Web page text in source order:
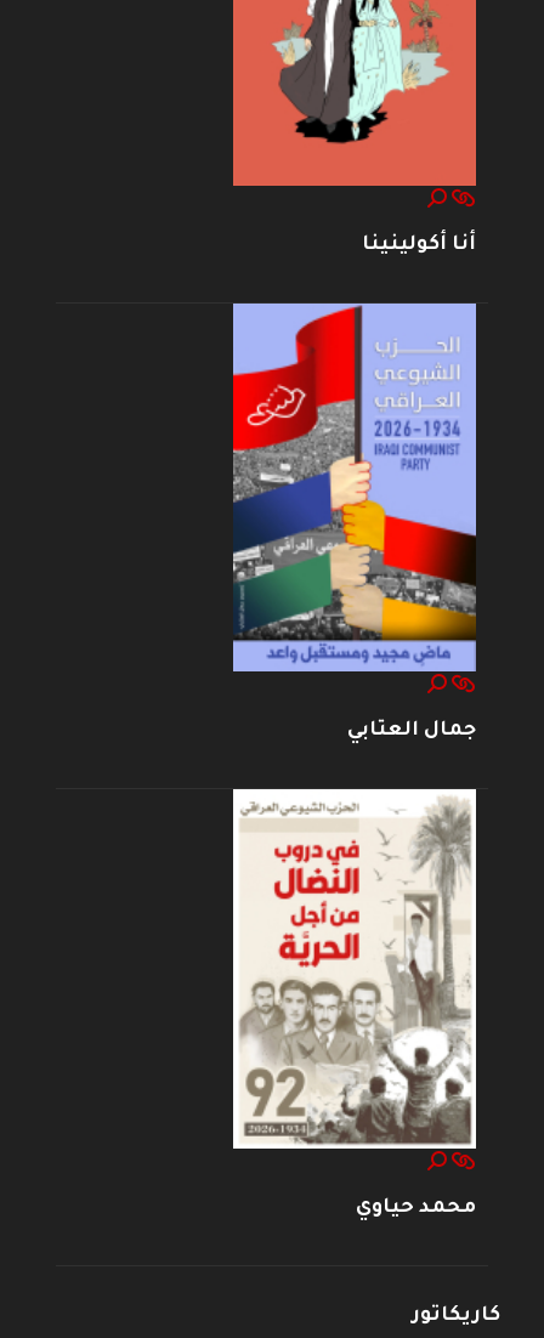
أنا أكولينينا
جمال العتابي
محمد حياوي
كاريكاتور